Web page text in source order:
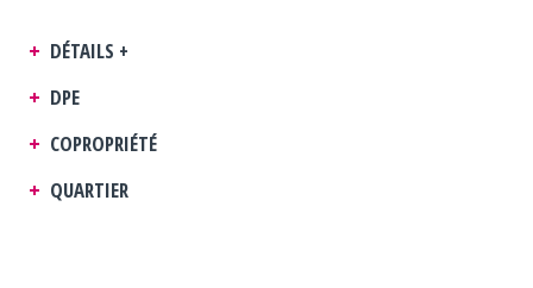
DÉTAILS +
DPE
COPROPRIÉTÉ
QUARTIER